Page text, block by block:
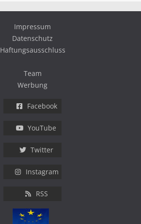
Impressum
Datenschutz
Haftungsausschluss
Team
Werbung
Facebook
YouTube
Twitter
Instagram
RSS